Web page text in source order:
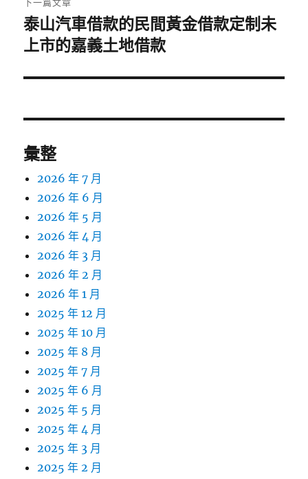
下
一
文
泰山汽車借款的民間黃金借款定制未
上市的嘉義土地借款
彙整
2026 年 7 月
2026 年 6 月
2026 年 5 月
2026 年 4 月
2026 年 3 月
2026 年 2 月
2026 年 1 月
2025 年 12 月
2025 年 10 月
2025 年 8 月
2025 年 7 月
2025 年 6 月
2025 年 5 月
2025 年 4 月
2025 年 3 月
2025 年 2 月